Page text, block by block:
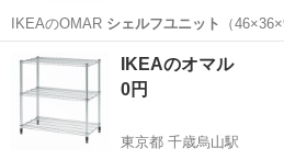
IKEAのOMAR シェルフユニット （
東京
IKEAのオマル
0円
東京都 千歳烏山駅